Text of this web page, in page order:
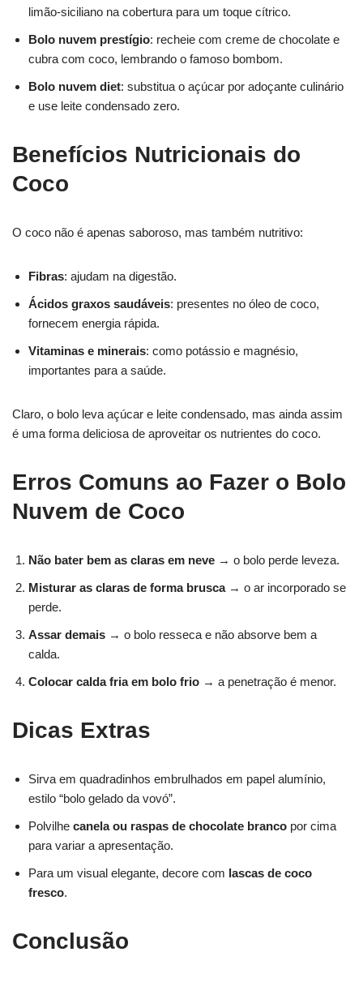
limão-siciliano na cobertura para um toque cítrico.
Bolo nuvem prestígio: recheie com creme de chocolate e
cubra com coco, lembrando o famoso bombom.
Bolo nuvem diet: substitua o açúcar por adoçante culinário
e use leite condensado zero.
Benefícios Nutricionais do
Coco
O coco não é apenas saboroso, mas também nutritivo:
Fibras: ajudam na digestão.
Ácidos graxos saudáveis: presentes no óleo de coco,
fornecem energia rápida.
Vitaminas e minerais: como potássio e magnésio,
importantes para a saúde.
Claro, o bolo leva açúcar e leite condensado, mas ainda assim
é uma forma deliciosa de aproveitar os nutrientes do coco.
Erros Comuns ao Fazer o Bolo
Nuvem de Coco
Não bater bem as claras em neve → o bolo perde leveza.
Misturar as claras de forma brusca→ o ar incorporado se
perde.
Assar demais → o bolo resseca e não absorve bem a
calda.
Colocar calda fria em bolo frio → a penetração é menor.
Dicas Extras
Sirva em quadradinhos embrulhados em papel alumínio,
estilo “bolo gelado da vovó”.
Polvilhe canela ou raspas de chocolate branco por cima
para variar a apresentação.
Para um visual elegante, decore com lascas de coco
fresco.
Conclusão